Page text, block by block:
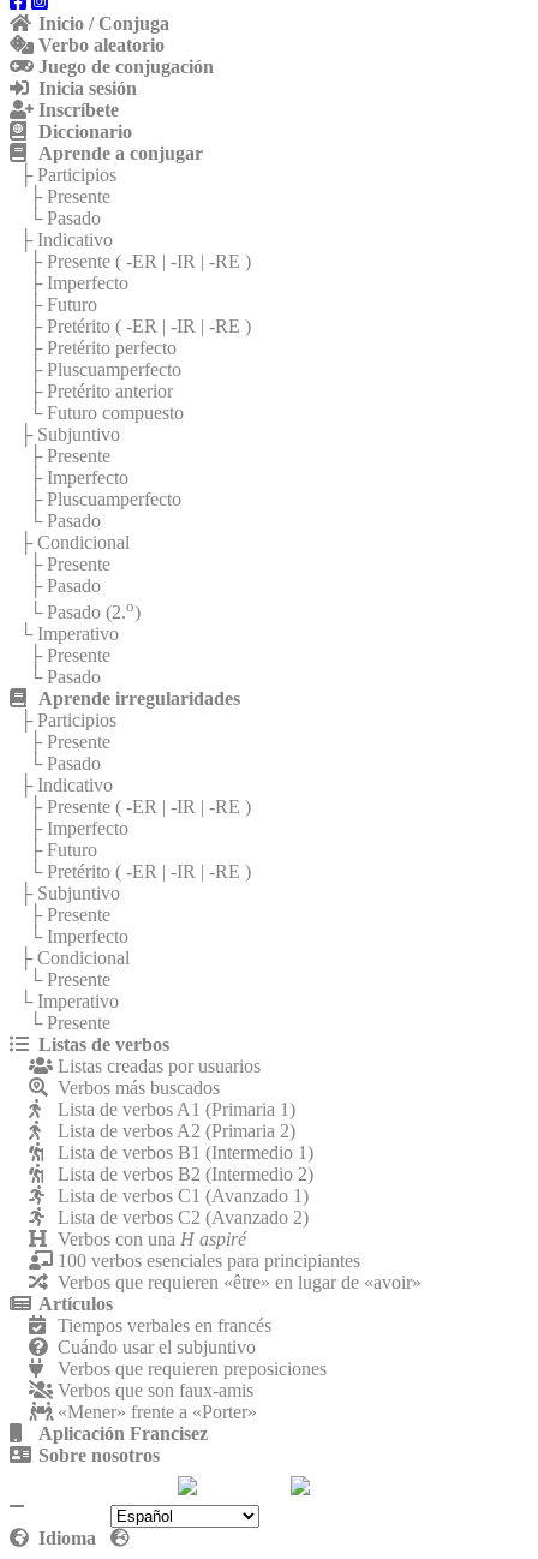
Inicio / Conjuga
Verbo aleatorio
Juego de conjugación
Inicia sesión
Inscríbete
Diccionario
Aprende a conjugar
├ Participios
├ Presente
└ Pasado
├ Indicativo
├ Presente ( -ER | -IR | -RE )
├ Imperfecto
├ Futuro
├ Pretérito ( -ER | -IR | -RE )
├ Pretérito perfecto
├ Pluscuamperfecto
├ Pretérito anterior
└ Futuro compuesto
├ Subjuntivo
├ Presente
├ Imperfecto
├ Pluscuamperfecto
└ Pasado
├ Condicional
├ Presente
├ Pasado
└ Pasado (2.o)
└ Imperativo
├ Presente
└ Pasado
Aprende irregularidades
├ Participios
├ Presente
└ Pasado
├ Indicativo
├ Presente ( -ER | -IR | -RE )
├ Imperfecto
├ Futuro
└ Pretérito ( -ER | -IR | -RE )
├ Subjuntivo
├ Presente
└ Imperfecto
├ Condicional
└ Presente
└ Imperativo
└ Presente
Listas de verbos
Listas creadas por usuarios
Verbos más buscados
Lista de verbos A1 (Primaria 1)
Lista de verbos A2 (Primaria 2)
Lista de verbos B1 (Intermedio 1)
Lista de verbos B2 (Intermedio 2)
Lista de verbos C1 (Avanzado 1)
Lista de verbos C2 (Avanzado 2)
Verbos con una H aspiré
100 verbos esenciales para principiantes
Verbos que requieren «être» en lugar de «avoir»
Artículos
Tiempos verbales en francés
Cuándo usar el subjuntivo
Verbos que requieren preposiciones
Verbos que son faux-amis
«Mener» frente a «Porter»
Aplicación Francisez
Sobre nosotros
Política de privacidad
Idioma